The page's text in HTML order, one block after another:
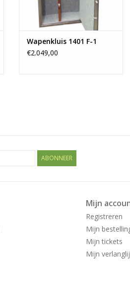
Wapenkluis 1401 F-1
€2.049,00
ABONNEER
Mijn
Registreren
Mijn
Mijn tickets
Mijn